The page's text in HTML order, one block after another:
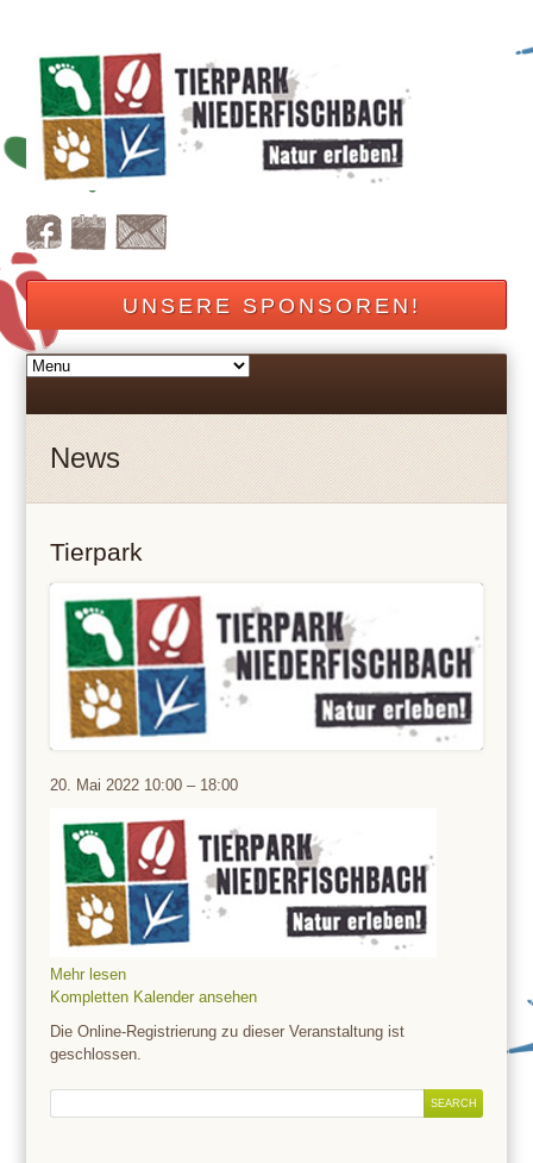
UNSERE SPONSOREN!
News
Tierpark
Tierpark
20. Mai 2022 10:00 – 18:00
Mehr lesen
Kompletten Kalender ansehen
Die Online-Registrierung zu dieser Veranstaltung ist
geschlossen.